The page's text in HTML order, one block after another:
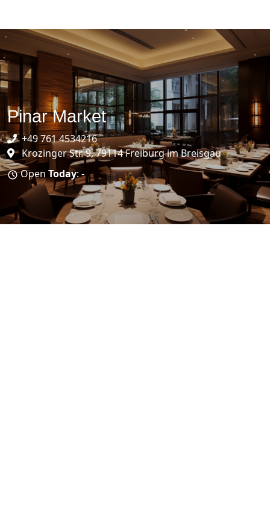
Pinar Market
+49 761 4534216
Krozinger Str. 9, 79114 Freiburg im Breisgau
Open Today: -